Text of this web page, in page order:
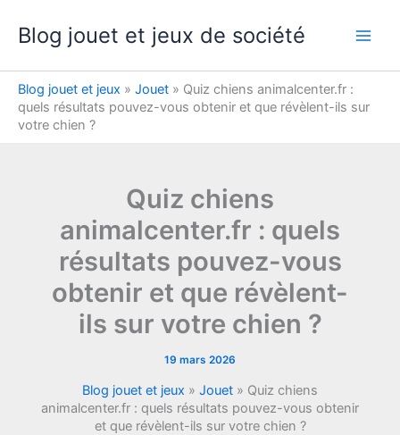
Blog jouet et jeux de société
Blog jouet et jeux » Jouet » Quiz chiens animalcenter.fr :
quels résultats pouvez-vous obtenir et que révèlent-ils sur
votre chien ?
Quiz chiens
animalcenter.fr : quels
résultats pouvez-vous
obtenir et que révèlent-
ils sur votre chien ?
19 mars 2026
Blog jouet et jeux » Jouet » Quiz chiens
animalcenter.fr : quels résultats pouvez-vous obtenir
et que révèlent-ils sur votre chien ?